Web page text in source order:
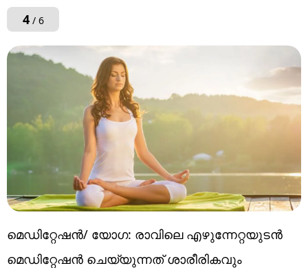
4/ 6
മെഡിറ്റേഷൻ/ യോഗ: രാവിലെ എഴുന്നേറ്റയുടൻ
മെഡിറ്റേഷൻ ചെയ്യുന്നത് ശാരീരികവും